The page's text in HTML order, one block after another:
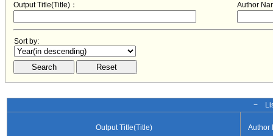
Output Title(Title)： Author
Sort by:
−
Output Title(Title) Author